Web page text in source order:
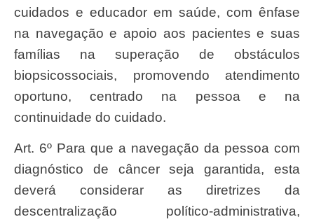
cuidados e educador em saúde, com ênfase
na navegação e apoio aos pacientes e suas
famílias na superação de obstáculos
biopsicossociais, promovendo atendimento
oportuno, centrado na pessoa e na
continuidade do cuidado.
Art. 6º Para que a navegação da pessoa com
diagnóstico de câncer seja garantida, esta
deverá considerar as diretrizes da
descentralização político-administrativa,